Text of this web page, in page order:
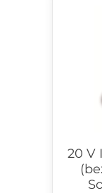
20 V